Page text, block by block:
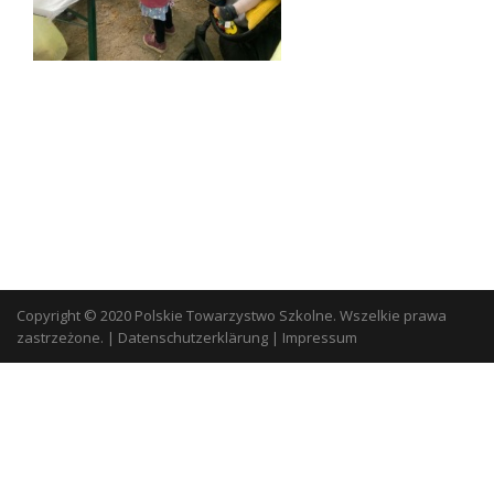
Copyright © 2020 Polskie Towarzystwo Szkolne. Wszelkie prawa
zastrzeżone. | Datenschutzerklärung | Impressum